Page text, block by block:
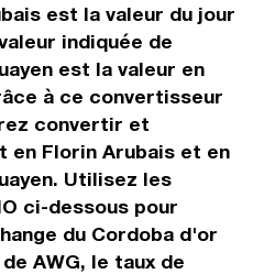
est la valeur du jour
indiquée de
est la valeur en
à ce convertisseur
convertir et
en Florin Arubais et en
Utilisez les
ci-dessous pour
du Cordoba d'or
AWG, le taux de